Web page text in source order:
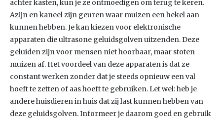
achter kasten, kun je ze ontmoedigen om terug te keren.
Azijn en kaneel zijn geuren waar muizen een hekel aan
kunnen hebben. Je kan kiezen voor elektronische
apparaten die ultrasone geluidsgolven uitzenden. Deze
geluiden zijn voor mensen niet hoorbaar, maar stoten
muizen af. Het voordeel van deze apparaten is dat ze
constant werken zonder dat je steeds opnieuw een val
hoeft te zetten of aas hoeft te gebruiken. Let wel: heb je
andere huisdieren in huis dat zij last kunnen hebben van
deze geluidsgolven. Informeer je daarom goed en gebruik